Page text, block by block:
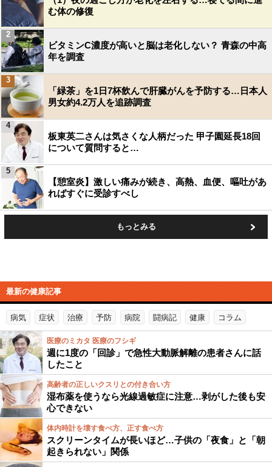
む体の修復
ビタミンC濃度が高いと脳は老化しない？ 青森の中高
年を調査
2
「緑茶」を1日7杯飲んで肝臓がんを予防する…日本人
男女約4.2万人を追跡調査
3
板東英二さんは気さくな人柄だった 甲子園延長18回
について質問すると…
4
【憩室炎】激しい痛みが続き、高熱、血便、嘔吐があ
ればすぐに受診すべし
5
もっとみる
最新の健康記事
病気 症状 治療 予防 病院 闘病記 健康 コラム
医療のミカタ 医療のフシギ
週に1度の「回診」で急性大動脈解離の患者さんに話
したこと
高齢者の正しいクスリとの付き合い方
湿布薬を使うなら光線過敏症に注意…剥がした後も安
心できない
体内時計を壊す食べ方、正す食べ方
スクリーンタイムが長いほど…子供の「夜食」と「朝
起きられない」関係